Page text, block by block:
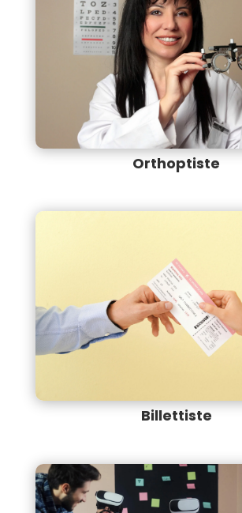
Orthoptiste
Billettiste